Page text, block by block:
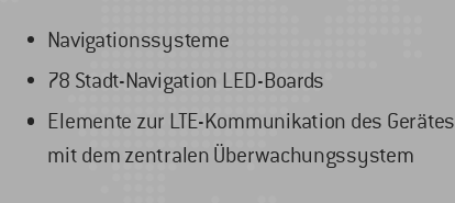
Navigationssysteme
78 Stadt-Navigation LED-Boards
Elemente zur LTE-Kommunikation des Gerätes
mit dem zentralen Überwachungssystem